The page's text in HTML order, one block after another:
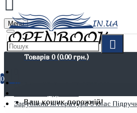
Menu
Товарів 0 (0.00 грн.)
0
Ваш кошик порожній!
Дітям. Навчання та дозвілля
Зарубіжна література 5 клас